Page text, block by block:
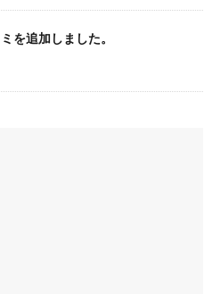
を追加しました。